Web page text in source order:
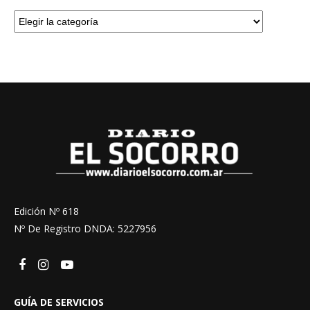
Edición Nº 618
Nº De Registro DNDA: 5227956
GUÍA DE SERVICIOS